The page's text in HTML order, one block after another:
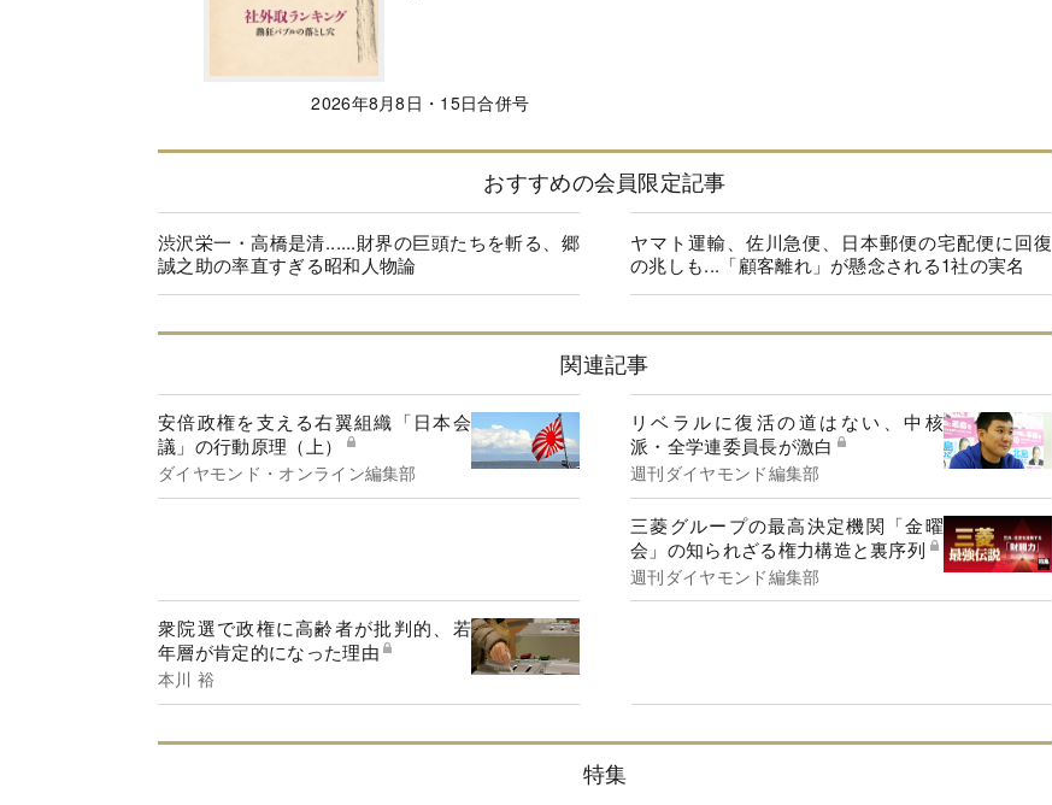
2026年8月8日・15日合併号
おすすめの会員限定記事
渋沢栄一・高橋是清......財界の巨頭たちを斬る、郷
誠之助の率直すぎる昭和人物論
ヤマト運輸、佐川急便、日本郵便の宅配便に回復
の兆しも...「顧客離れ」が懸念される1社の実名
関連記事
安倍政権を支える右翼組織「日本会
議」の行動原理（上）
ダイヤモンド・オンライン編集部
リベラルに復活の道はない、中核
派・全学連委員長が激白
週刊ダイヤモンド編集部
三菱グループの最高決定機関「金曜
会」の知られざる権力構造と裏序列
週刊ダイヤモンド編集部
衆院選で政権に高齢者が批判的、若
年層が肯定的になった理由
本川 裕
特集